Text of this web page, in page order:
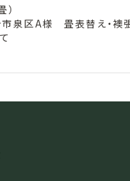
泉区A様 畳表替え・襖